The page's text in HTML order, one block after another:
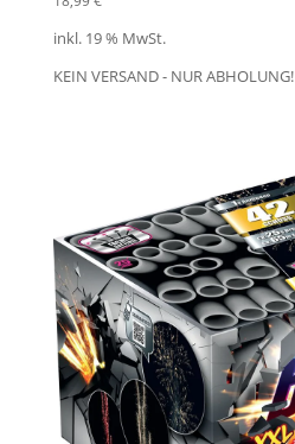
inkl. 19 % MwSt.
KEIN VERSAND - NUR ABHOLUNG!